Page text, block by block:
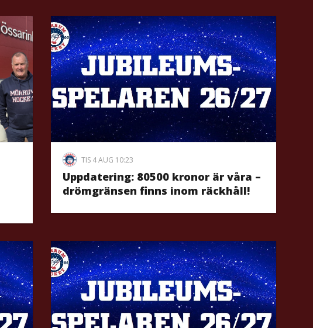
TIS 4 AUG 10:23
Uppdatering: 80500 kronor är våra –
drömgränsen finns inom räckhåll!